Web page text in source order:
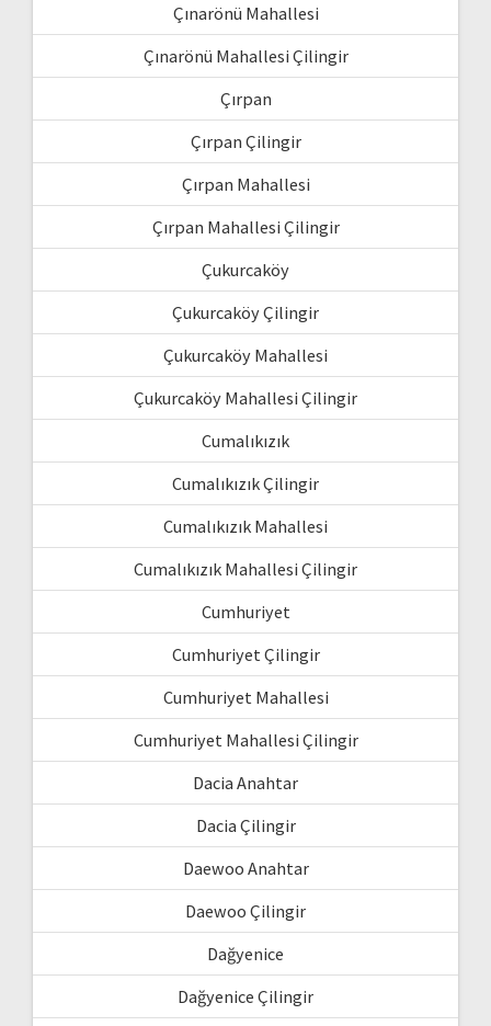
Çınarönü Mahallesi
Çınarönü Mahallesi Çilingir
Çırpan
Çırpan Çilingir
Çırpan Mahallesi
Çırpan Mahallesi Çilingir
Çukurcaköy
Çukurcaköy Çilingir
Çukurcaköy Mahallesi
Çukurcaköy Mahallesi Çilingir
Cumalıkızık
Cumalıkızık Çilingir
Cumalıkızık Mahallesi
Cumalıkızık Mahallesi Çilingir
Cumhuriyet
Cumhuriyet Çilingir
Cumhuriyet Mahallesi
Cumhuriyet Mahallesi Çilingir
Dacia Anahtar
Dacia Çilingir
Daewoo Anahtar
Daewoo Çilingir
Dağyenice
Dağyenice Çilingir